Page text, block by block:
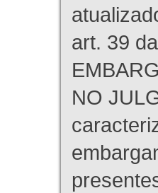
art. 39
NO